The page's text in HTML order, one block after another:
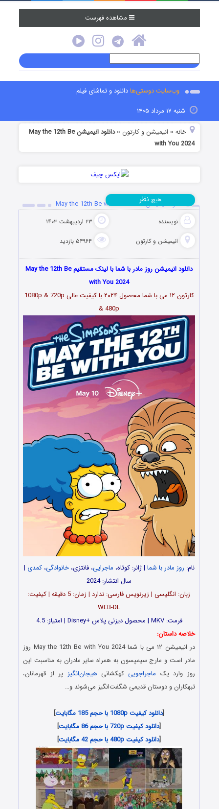
مشاهده فهرست
وب‌سایت دوستی‌هادانلود و تماشای فیلم
شنبه ۱۷ مرداد ۱۴۰۵
خانه » انیمیشن و کارتون »
دانلود انیمیشن May the 12th Be
with You 2024
دانلود انیمیشن May the 12th Be with You 2024
نویسنده ۲۳ اردیبهشت ۱۴۰۳
انیمیشن و کارتون ۵۴۹۶۴ بازدید
هیچ نظر
دانلود انیمیشن روز مادر با شما با لینک مستقیم May the 12th Be
with You 2024
کارتون ۱۲ می با شما محصول ۲۰۲۴
با کیفیت عالی 1080p & 720p
& 480p
نام: روز مادر با شما | ژانر: کوتاه، ماجرایی، فانتزی،خانوادگی،کمدی |
سال انتشار: 2024
زبان: انگلیسی | زیرنویس فارسی: ندارد | زمان: 5 دقیقه | کیفیت:
WEB-DL
فرمت: MKV | محصول دیزنی پلاس +Disney | امتیاز: 4.5
خلاصه داستان:
در انیمیشن
روز
مادر است و مارج سیمپسون به همراه سایر مادران به مناسبت این
روز وارد یک ماجراجوییکهکشانی هیجان‌انگیز پر از قهرمانان،
تبهکاران و دوستان قدیمی شگفت‌انگیز می‌شوند و…
[دانلود کیفیت 1080p با حجم 185 مگابایت
]
[دانلود کیفیت 720p با حجم 86 مگابایت
]
[دانلود کیفیت 480p با حجم 42 مگابایت ]